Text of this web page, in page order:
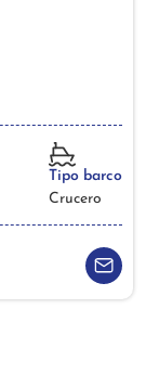
Tipo barco
Crucero